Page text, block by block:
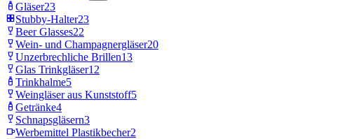
Gläser23
Stubby-Halter23
Beer Glasses22
Wein- und Champagnergläser20
Unzerbrechliche Brillen13
Glas Trinkgläser12
Trinkhalme5
Weingläser aus Kunststoff5
Getränke4
Schnapsgläsern3
Werbemittel Plastikbecher2